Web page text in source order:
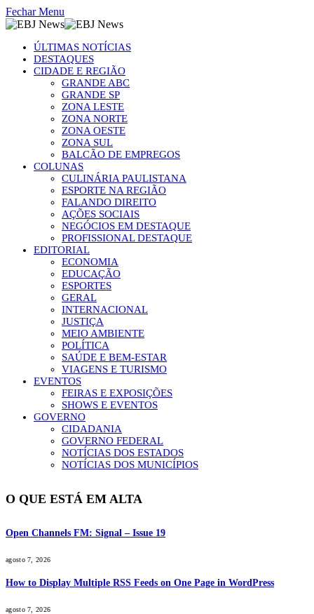
Fechar Menu
ÚLTIMAS NOTÍCIAS
DESTAQUES
CIDADE E REGIÃO
GRANDE ABC
GRANDE SP
ZONA LESTE
ZONA NORTE
ZONA OESTE
ZONA SUL
BALCÃO DE EMPREGOS
COLUNAS
CULINÁRIA PAULISTANA
ESPORTE NA REGIÃO
FALANDO DIREITO
AÇÕES SOCIAIS
NEGÓCIOS EM DESTAQUE
PROFISSIONAL DESTAQUE
EDITORIAL
ECONOMIA
EDUCAÇÃO
ESPORTES
GERAL
INTERNACIONAL
JUSTIÇA
MEIO AMBIENTE
POLÍTICA
SAÚDE E BEM-ESTAR
VIAGENS E TURISMO
EVENTOS
FEIRAS E EXPOSIÇÕES
SHOWS E EVENTOS
GOVERNO
CIDADANIA
GOVERNO FEDERAL
NOTÍCIAS DOS ESTADOS
NOTÍCIAS DOS MUNICÍPIOS
O QUE ESTÁ EM ALTA
Open Channels FM: Signal – Issue 19
agosto 7, 2026
How to Display Multiple RSS Feeds on One Page in WordPress
agosto 7, 2026